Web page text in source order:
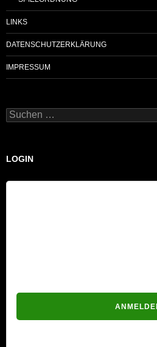
LINKS
DATENSCHUTZERKLÄRUNG
IMPRESSUM
Suchen
nach:
LOGIN